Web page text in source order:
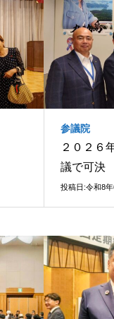
参議院
２０２６
議で可決
投稿日:令和8年